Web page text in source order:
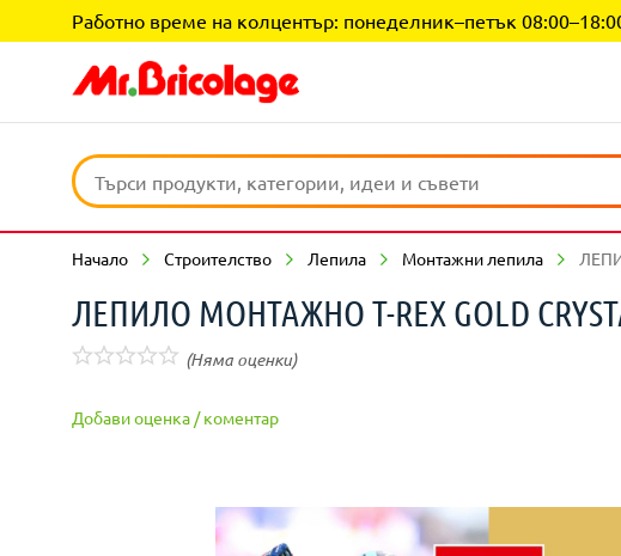
Работно време на колцентър: понеделник–петък
Начало Строителство Лепила Монтажни лепила
ЛЕПИЛО МОНТАЖНО T-REX GOLD
(Няма оценки)
Добави оценка / коментар